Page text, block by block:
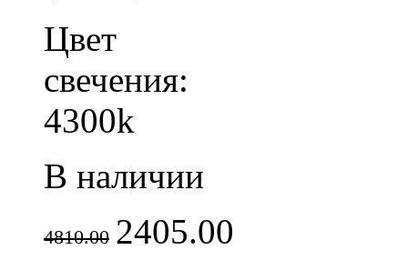
Цвет
свечения:
4300k
В наличии
4810.00 2405.00